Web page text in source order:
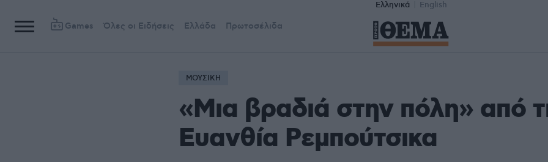
Ελληνικά English
Games Όλες οι Ειδήσεις Ελλάδα Πρωτοσέλιδα
ΜΟΥΣΙΚΗ
«Μια βραδιά στην πόλη» από
Ευανθία Ρεμπούτσικα